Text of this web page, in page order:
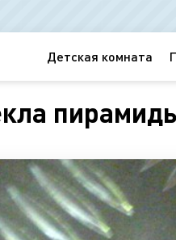
Детская комната